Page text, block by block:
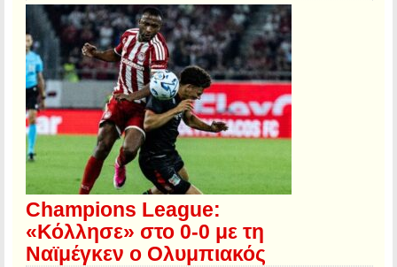
Champions League:
«Κόλλησε» στο 0-0 με τη
Ναϊμέγκεν ο Ολυμπιακός